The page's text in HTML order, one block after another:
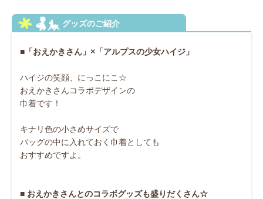
■「おえかきさん」×「アルプスの少女ハイジ」
ハイジの笑顔、にっこにこ☆
おえかきさんコラボデザインの
巾着です！
キナリ色の小さめサイズで
バッグの中に入れておく巾着としても
おすすめですよ。
■ おえかきさんとのコラボグッズも盛りだくさん☆